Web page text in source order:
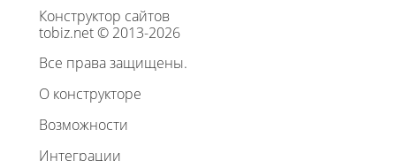
Конструктор сайтов
tobiz.net © 2013-2026
Все права защищены.
О конструкторе
Возможности
Интеграции